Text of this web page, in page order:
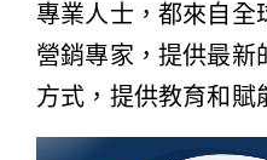
專業人士，都來自全
營銷專家，提供最新
方式，提供教育和賦